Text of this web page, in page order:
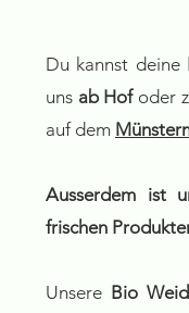
Du kannst deine
uns ab Hof oder
auf dem
Ausserdem ist
frischen
Unsere Bio